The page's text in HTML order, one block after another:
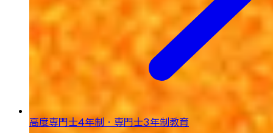
高度専門士4年制・専門士3年制教育